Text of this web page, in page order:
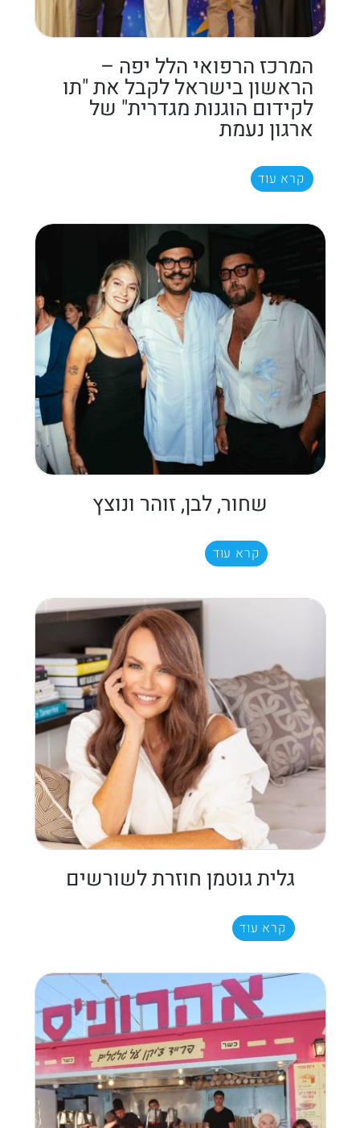
המרכז הרפואי הלל יפה –
הראשון בישראל לקבל את "תו
לקידום הוגנות מגדרית" של
ארגון נעמת
קרא עוד
שחור, לבן, זוהר ונוצץ
קרא עוד
גלית גוטמן חוזרת לשורשים
קרא עוד